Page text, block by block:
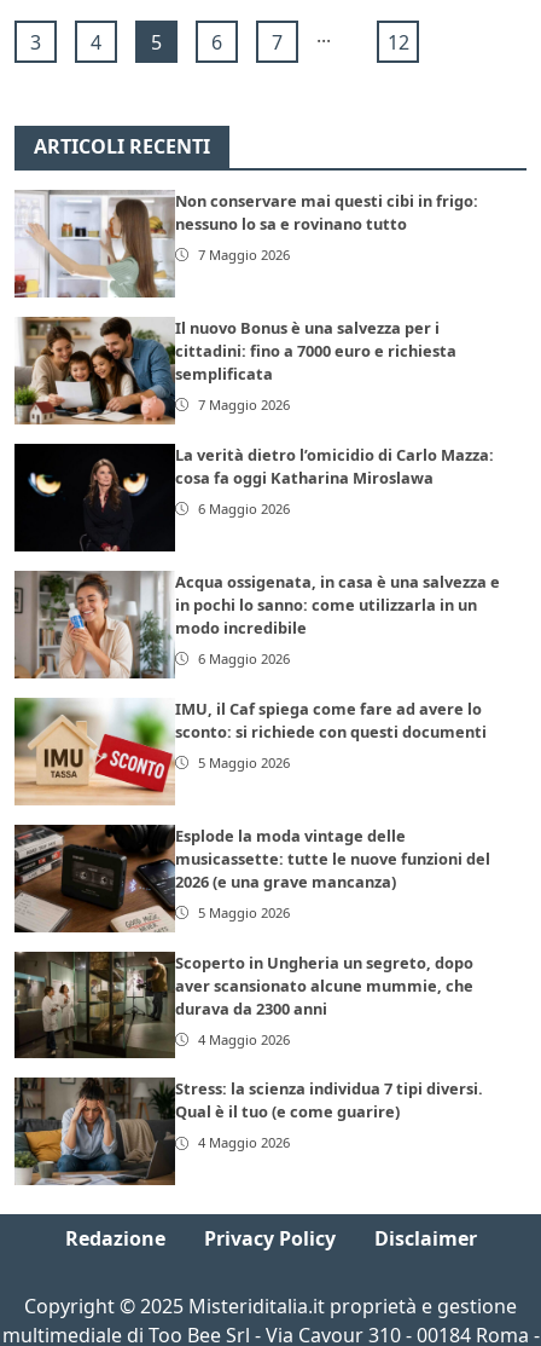
3 4 5 6 7 ... 12
ARTICOLI RECENTI
Non conservare mai questi cibi in frigo:
nessuno lo sa e rovinano tutto
7 Maggio 2026
Il nuovo Bonus è una salvezza per i
cittadini: fino a 7000 euro e richiesta
semplificata
7 Maggio 2026
La verità dietro l’omicidio di Carlo Mazza:
cosa fa oggi Katharina Miroslawa
6 Maggio 2026
Acqua ossigenata, in casa è una salvezza e
in pochi lo sanno: come utilizzarla in un
modo incredibile
6 Maggio 2026
IMU, il Caf spiega come fare ad avere lo
sconto: si richiede con questi documenti
5 Maggio 2026
Esplode la moda vintage delle
musicassette: tutte le nuove funzioni del
2026 (e una grave mancanza)
5 Maggio 2026
Scoperto in Ungheria un segreto, dopo
aver scansionato alcune mummie, che
durava da 2300 anni
4 Maggio 2026
Stress: la scienza individua 7 tipi diversi.
Qual è il tuo (e come guarire)
4 Maggio 2026
Redazione Privacy Policy Disclaimer
Copyright © 2025 Misteriditalia.it proprietà e gestione
multimediale di Too Bee Srl - Via Cavour 310 - 00184 Roma -